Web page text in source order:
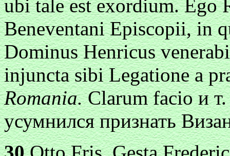
ubi tale est exordium. Ego
Beneventani Episcopii, in
Dominus Henricus
injuncta sibi Legatione а
Romania.Clarum facio и
усумнился признать